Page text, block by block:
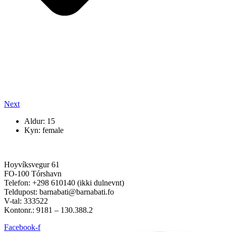
Next
Aldur: 15
Kyn: female
Hoyvíksvegur 61
FO-100 Tórshavn
Telefon: +298 610140 (ikki dulnevnt)
Teldupost: barnabati@barnabati.fo
V-tal: 333522
Kontonr.: 9181 – 130.388.2
Facebook-f